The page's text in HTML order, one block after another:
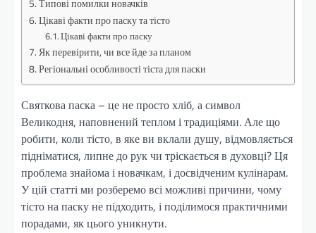
Типові помилки новачків
Цікаві факти про паску та тісто
Цікаві факти про паску
Як перевірити, чи все йде за планом
Регіональні особливості тіста для паски
Святкова паска – це не просто хліб, а символ
Великодня, наповнений теплом і традиціями. Але що
робити, коли тісто, в яке ви вклали душу, відмовляється
підніматися, липне до рук чи тріскається в духовці? Ця
проблема знайома і новачкам, і досвідченим кулінарам.
У цій статті ми розберемо всі можливі причини, чому
тісто на паску не підходить, і поділимося практичними
порадами, як цього уникнути.